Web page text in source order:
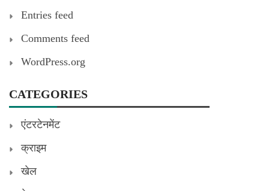
Entries feed
Comments feed
WordPress.org
CATEGORIES
एंटरटेनमेंट
क्राइम
खेल